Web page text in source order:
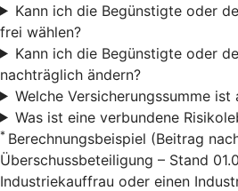
Kann ich die Begünstigte oder
frei wählen?
Kann ich die Begünstigte oder
nachträglich ändern?
Welche Versicherungssumme ist
Was ist eine verbundene
* Berechnungsbeispiel (Beitrag
Überschussbeteiligung – Stand
Industriekauffrau oder einen